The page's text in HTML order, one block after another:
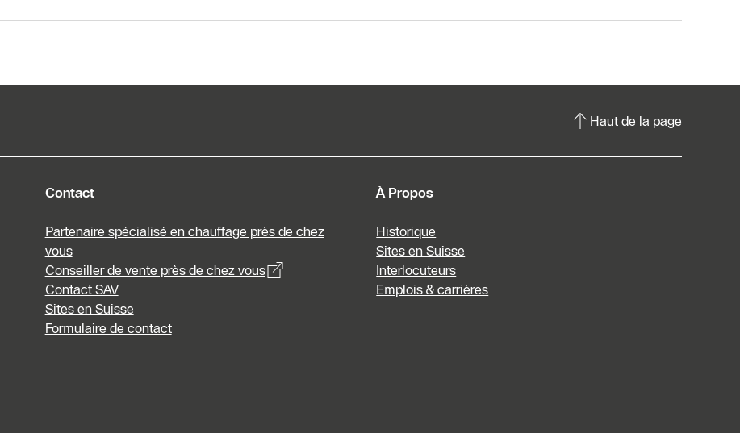
Haut de la page
Contact
Partenaire spécialisé en chauffage près de chez
vous
Conseiller de vente près de chez vous
Contact SAV
Sites en Suisse
Formulaire de contact
À Propos
Historique
Sites en Suisse
Interlocuteurs
Emplois & carrières